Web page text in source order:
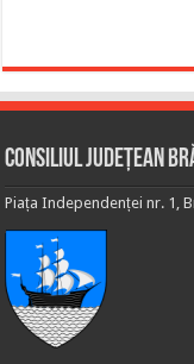
Consiliul Județean
Piața Independenței nr. 1,